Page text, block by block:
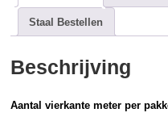
Staal Bestellen
Beschrijving
Aantal vierkante meter per